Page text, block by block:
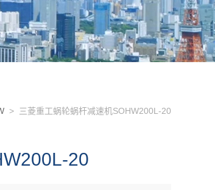
> 三菱重工蜗轮蜗杆减速机SOHW200L-20
20